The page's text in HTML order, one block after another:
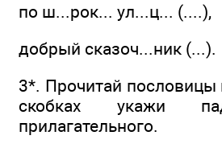
по ш...рок... ул...ц... (....),
добрый сказоч...ник (...).
3*. Прочитай пословицы
скобках укажи
прилагательного.